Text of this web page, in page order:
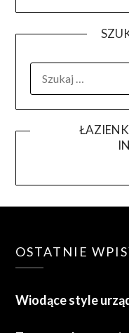
OSTATNIE
Wiodące style